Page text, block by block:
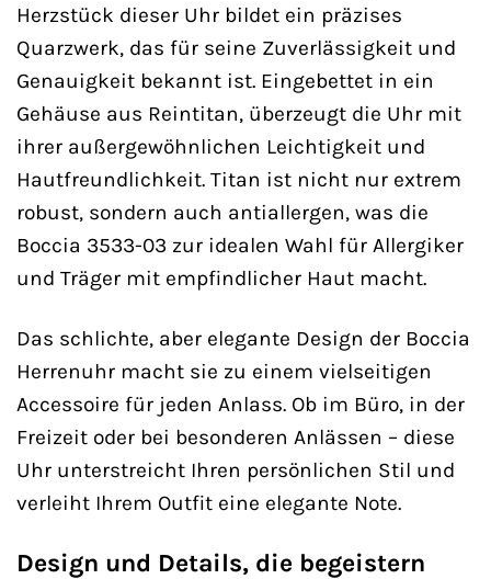
Herzstück dieser Uhr bildet ein präzises
Quarzwerk, das für seine Zuverlässigkeit und
Genauigkeit bekannt ist. Eingebettet in ein
Gehäuse aus Reintitan, überzeugt die Uhr mit
ihrer außergewöhnlichen Leichtigkeit und
Hautfreundlichkeit. Titan ist nicht nur extrem
robust, sondern auch antiallergen, was die
Boccia 3533-03 zur idealen Wahl für Allergiker
und Träger mit empfindlicher Haut macht.
Das schlichte, aber elegante Design der Boccia
Herrenuhr macht sie zu einem vielseitigen
Accessoire für jeden Anlass. Ob im Büro, in der
Freizeit oder bei besonderen Anlässen – diese
Uhr unterstreicht Ihren persönlichen Stil und
verleiht Ihrem Outfit eine elegante Note.
Design und Details, die begeistern